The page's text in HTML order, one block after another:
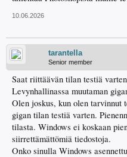
10.06.2026
tarantella
Senior member
Saat riittäävän tilan testiä
Levynhallinassa muutaman
Olen joskus, kun olen tarvinnut
gigan tilan testiä varten.
tilasta. Windows ei koskaan
siirrettämättömiä tiedostoja.
Onko sinulla Windows